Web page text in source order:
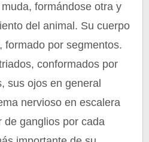
formándose otra y
del animal. Su cuerpo
formado por segmentos.
conformados por
sus ojos en general
nervioso en escalera
de ganglios por cada